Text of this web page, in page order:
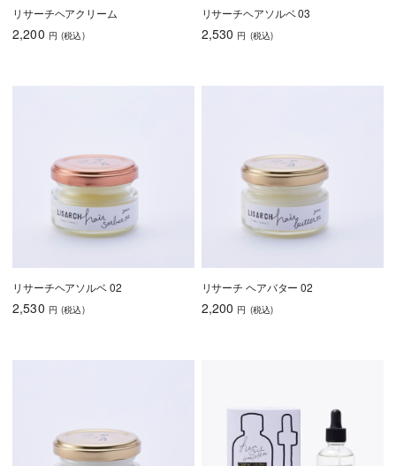
リサーチヘアクリーム
2,200 円 (税込)
リサーチヘアソルベ 03
2,530 円 (税込)
リサーチヘアソルベ 02
2,530 円 (税込)
リサーチ ヘアバター 02
2,200 円 (税込)